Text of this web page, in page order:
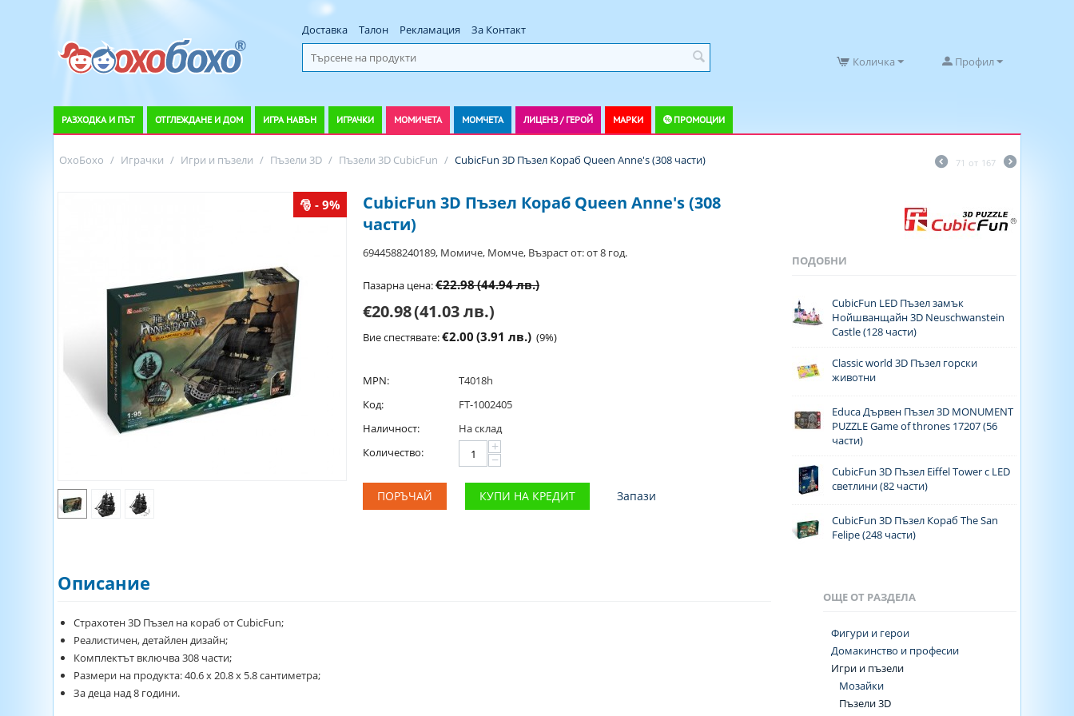
Доставка Талон Рекламация За Контакт
Профил
Количка
РАЗХОДКА И ПЪТ ОТГЛЕЖДАНЕ И ДОМ ИГРА НАВЪН ИГРАЧКИ МОМИЧЕТА МОМЧЕТА ЛИЦЕНЗ / ГЕРОЙ МАРКИ ПРОМОЦИИ
ОхоБохо / Играчки / Игри и пъзели / Пъзели 3D / Пъзели 3D CubicFun / CubicFun 3D Пъзел Кораб Queen Anne's (308 части) 71 от 167
- 9%
CubicFun 3D Пъзел Кораб Queen Anne's (308
части)
6944588240189, Момиче, Момче, Възраст от: от 8 год.
Пазарна цена:€22.98(44.94 лв.)
€20.98(41.03 лв.)
Вие спестявате:€2.00 (3.91 лв.) (9%)
MPN:
T4018h
Код:
FT-1002405
Наличност:
На склад
Количество:
+
−
ПОРЪЧАЙ КУПИ НА КРЕДИТ Запази
Описание
Страхотен 3D Пъзел на кораб от CubicFun;
Реалистичен, детайлен дизайн;
Комплектът включва 308 части;
Размери на продукта: 40.6 х 20.8 х 5.8 сантиметра;
За деца над 8 години.
ПОДОБНИ
CubicFun LED Пъзел замък
Нойшванщайн 3D Neuschwanstein
Castle (128 части)
Classic world 3D Пъзел горски
животни
Educa Дървен Пъзел 3D MONUMENT
PUZZLE Game of thrones 17207 (56
части)
CubicFun 3D Пъзел Eiffel Tower с LED
светлини (82 части)
CubicFun 3D Пъзел Кораб The San
Felipe (248 части)
ОЩЕ ОТ РАЗДЕЛА
Фигури и герои
Домакинство и професии
Игри и пъзели
Мозайки
Пъзели 3D